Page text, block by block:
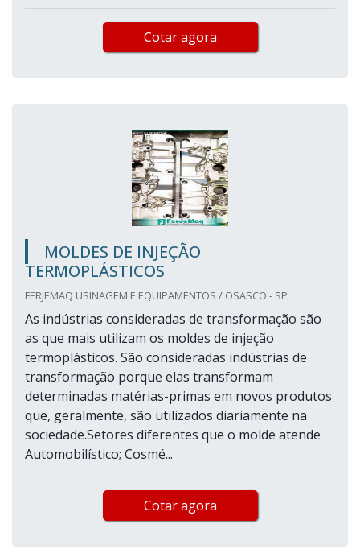
Cotar agora
MOLDES DE INJEÇÃO
TERMOPLÁSTICOS
FERJEMAQ USINAGEM E EQUIPAMENTOS / OSASCO - SP
As indústrias consideradas de transformação são
as que mais utilizam os moldes de injeção
termoplásticos. São consideradas indústrias de
transformação porque elas transformam
determinadas matérias-primas em novos produtos
que, geralmente, são utilizados diariamente na
sociedade.Setores diferentes que o molde atende
Automobilístico; Cosmé...
Cotar agora